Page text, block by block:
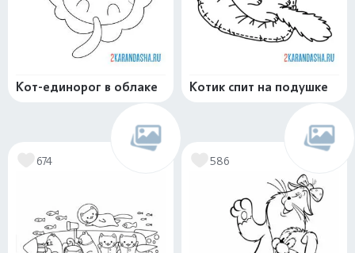
Кот-единорог в облаке Котик спит на подушке
674 586